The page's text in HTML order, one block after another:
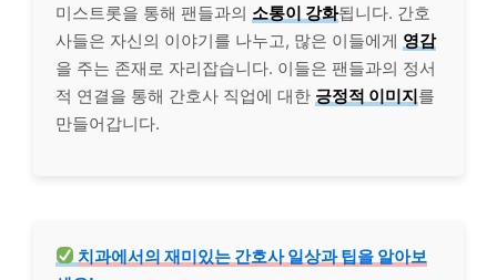
미스트롯을 통해 팬들과의 소통이 강화됩니다. 간호
사들은 자신의 이야기를 나누고, 많은 이들에게 영감
을 주는 존재로 자리잡습니다. 이들은 팬들과의 정서
적 연결을 통해 간호사 직업에 대한 긍정적 이미지를
만들어갑니다.
치과에서의 재미있는 간호사 일상과 팁을 알아보